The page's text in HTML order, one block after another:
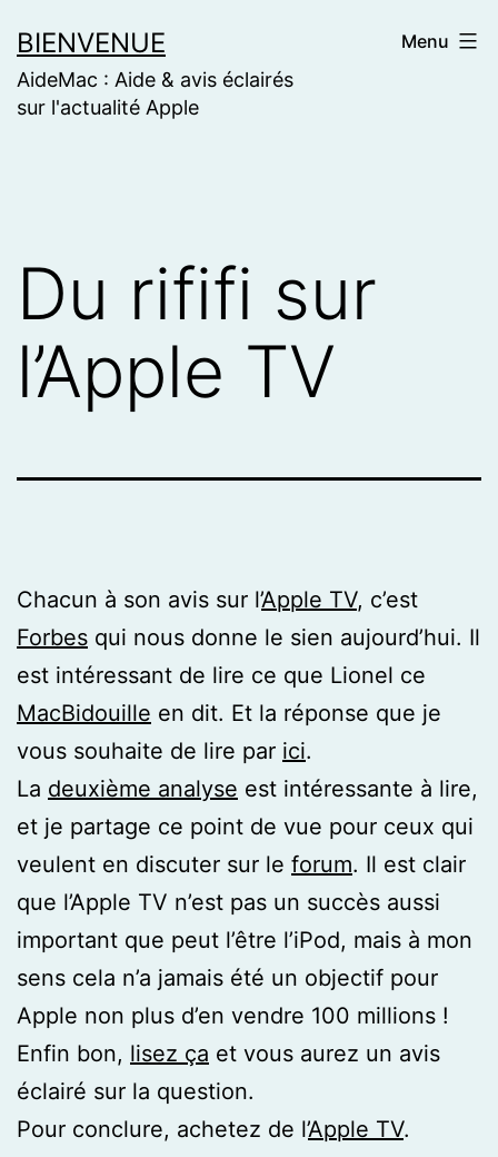
to
content
BIENVENUE
AideMac : Aide & avis éclairés
sur l'actualité Apple
Menu
Du rififi sur
l’Apple TV
Chacun à son avis sur l’Apple TV, c’est
Forbes qui nous donne le sien aujourd’hui. Il
est intéressant de lire ce que Lionel ce
MacBidouille en dit. Et la réponse que je
vous souhaite de lire par ici.
La deuxième analyse est intéressante à lire,
et je partage ce point de vue pour ceux qui
veulent en discuter sur le forum. Il est clair
que l’Apple TV n’est pas un succès aussi
important que peut l’être l’iPod, mais à mon
sens cela n’a jamais été un objectif pour
Apple non plus d’en vendre 100 millions !
Enfin bon, lisez ça et vous aurez un avis
éclairé sur la question.
Pour conclure, achetez de l’Apple TV.